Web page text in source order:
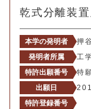
乾式分離装
本学の発明者
押
発明者所属
工
特許出願番号
特
出願日
特許登録番号